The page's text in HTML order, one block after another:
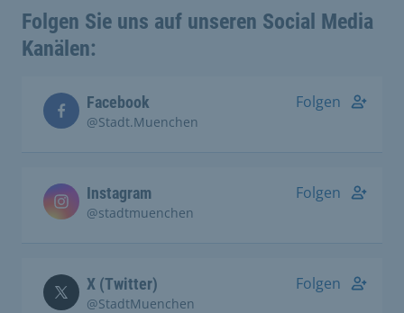
Folgen Sie uns auf unseren Social Media
Kanälen:
Facebook
@Stadt.Muenchen
Folgen
Instagram
@stadtmuenchen
Folgen
X (Twitter)
@StadtMuenchen
Folgen